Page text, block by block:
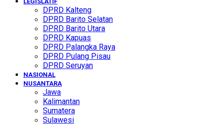
DPRD Kalteng
DPRD Barito Selatan
DPRD Barito Utara
DPRD Kapuas
DPRD Palangka Raya
DPRD Pulang Pisau
DPRD Seruyan
NASIONAL
NUSANTARA
Jawa
Kalimantan
Sumatera
Sulawesi